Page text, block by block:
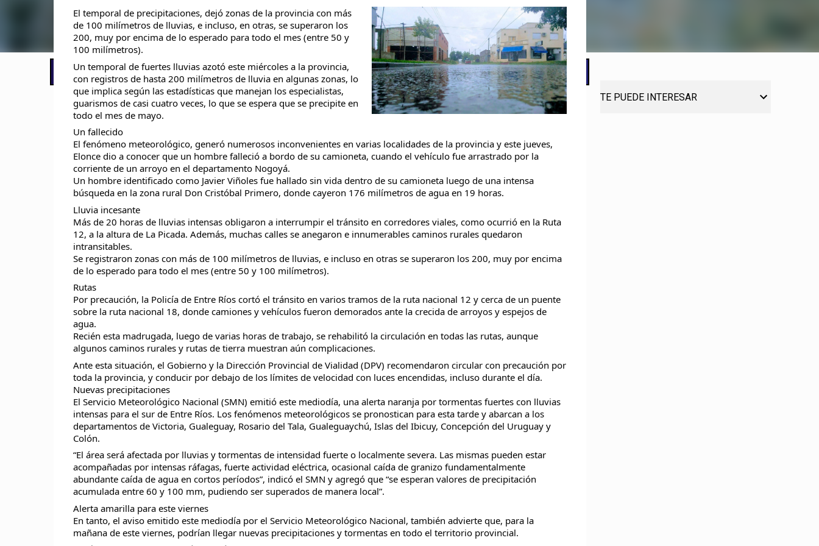
📢 LO ÚLTIMO El Gobierno postergó la reunión paritaria con estatales
El temporal de precipitaciones, dejó zonas de la provincia con más
de 100 milímetros de lluvias, e incluso, en otras, se superaron los
200, muy por encima de lo esperado para todo el mes (entre 50 y
100 milímetros).
Un temporal de fuertes lluvias azotó este miércoles a la provincia,
con registros de hasta 200 milímetros de lluvia en algunas zonas, lo
que implica según las estadísticas que manejan los especialistas,
guarismos de casi cuatro veces, lo que se espera que se precipite en
todo el mes de mayo.
Un fallecido
El fenómeno meteorológico, generó numerosos inconvenientes en varias localidades de la provincia y este jueves,
Elonce dio a conocer que un hombre falleció a bordo de su camioneta, cuando el vehículo fue arrastrado por la
corriente de un arroyo en el departamento Nogoyá.
Un hombre identificado como Javier Viñoles fue hallado sin vida dentro de su camioneta luego de una intensa
búsqueda en la zona rural Don Cristóbal Primero, donde cayeron 176 milímetros de agua en 19 horas.
Lluvia incesante
Más de 20 horas de lluvias intensas obligaron a interrumpir el tránsito en corredores viales, como ocurrió en la Ruta
12, a la altura de La Picada. Además, muchas calles se anegaron e innumerables caminos rurales quedaron
intransitables.
Se registraron zonas con más de 100 milímetros de lluvias, e incluso en otras se superaron los 200, muy por encima
de lo esperado para todo el mes (entre 50 y 100 milímetros).
Rutas
Por precaución, la Policía de Entre Ríos cortó el tránsito en varios tramos de la ruta nacional 12 y cerca de un puente
sobre la ruta nacional 18, donde camiones y vehículos fueron demorados ante la crecida de arroyos y espejos de
agua.
Recién esta madrugada, luego de varias horas de trabajo, se rehabilitó la circulación en todas las rutas, aunque
algunos caminos rurales y rutas de tierra muestran aún complicaciones.
Ante esta situación, el Gobierno y la Dirección Provincial de Vialidad (DPV) recomendaron circular con precaución por
toda la provincia, y conducir por debajo de los límites de velocidad con luces encendidas, incluso durante el día.
Nuevas precipitaciones
El Servicio Meteorológico Nacional (SMN) emitió este mediodía, una alerta naranja por tormentas fuertes con lluvias
intensas para el sur de Entre Ríos. Los fenómenos meteorológicos se pronostican para esta tarde y abarcan a los
departamentos de Victoria, Gualeguay, Rosario del Tala, Gualeguaychú, Islas del Ibicuy, Concepción del Uruguay y
Colón.
“El área será afectada por lluvias y tormentas de intensidad fuerte o localmente severa. Las mismas pueden estar
acompañadas por intensas ráfagas, fuerte actividad eléctrica, ocasional caída de granizo fundamentalmente
abundante caída de agua en cortos períodos”, indicó el SMN y agregó que “se esperan valores de precipitación
acumulada entre 60 y 100 mm, pudiendo ser superados de manera local”.
Alerta amarilla para este viernes
En tanto, el aviso emitido este mediodía por el Servicio Meteorológico Nacional, también advierte que, para la
mañana de este viernes, podrían llegar nuevas precipitaciones y tormentas en todo el territorio provincial.
TE PUEDE INTERESAR